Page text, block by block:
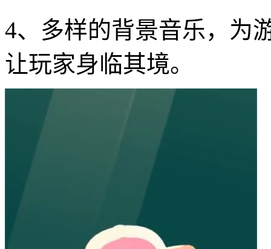
4、多样的背景音乐，为
让玩家身临其境。